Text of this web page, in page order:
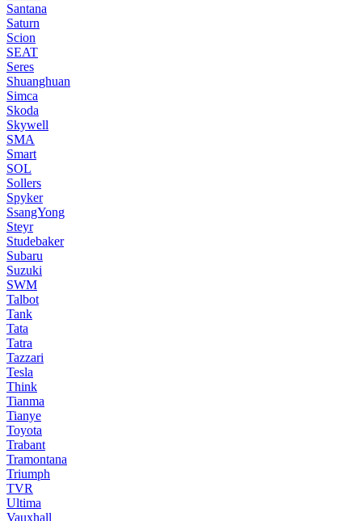
Santana
Saturn
Scion
SEAT
Seres
Shuanghuan
Simca
Skoda
Skywell
SMA
Smart
SOL
Sollers
Spyker
SsangYong
Steyr
Studebaker
Subaru
Suzuki
SWM
Talbot
Tank
Tata
Tatra
Tazzari
Tesla
Think
Tianma
Tianye
Toyota
Trabant
Tramontana
Triumph
TVR
Ultima
Vauxhall